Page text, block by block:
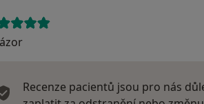
Recenze pacientů jsou pro nás